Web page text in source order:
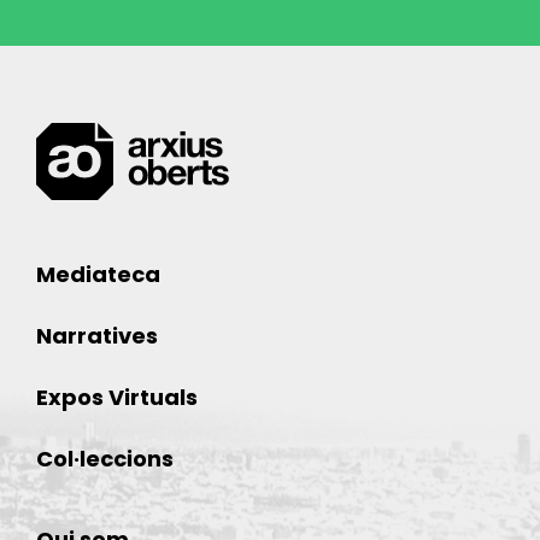
Mediateca
Narratives
Expos Virtuals
Col·leccions